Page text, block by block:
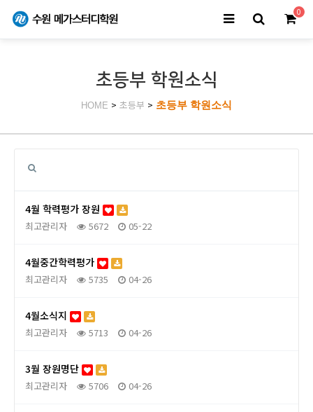
0
초등부 학원소식
HOME > 초등부 > 초등부 학원소식
4월 학력평가 장원
최고관리자 5672 05-22
4월중간학력평가
최고관리자 5735 04-26
4월소식지
최고관리자 5713 04-26
3월 장원명단
최고관리자 5706 04-26